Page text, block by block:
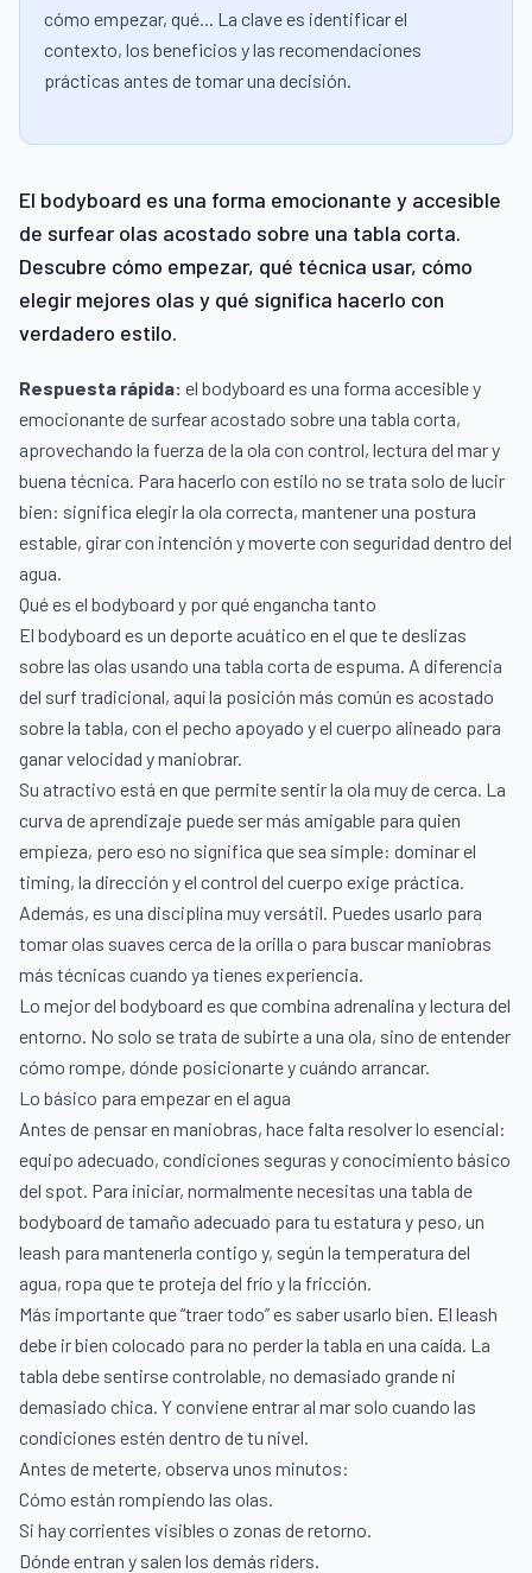
cómo empezar, qué... La clave es identificar el
contexto, los beneficios y las recomendaciones
prácticas antes de tomar una decisión.
El bodyboard es una forma emocionante y accesible
de surfear olas acostado sobre una tabla corta.
Descubre cómo empezar, qué técnica usar, cómo
elegir mejores olas y qué significa hacerlo con
verdadero estilo.
Respuesta rápida: el bodyboard es una forma accesible y
emocionante de surfear acostado sobre una tabla corta,
aprovechando la fuerza de la ola con control, lectura del mar y
buena técnica. Para hacerlo con estilo no se trata solo de lucir
bien: significa elegir la ola correcta, mantener una postura
estable, girar con intención y moverte con seguridad dentro del
agua.
Qué es el bodyboard y por qué engancha tanto
El bodyboard es un deporte acuático en el que te deslizas
sobre las olas usando una tabla corta de espuma. A diferencia
del surf tradicional, aquí la posición más común es acostado
sobre la tabla, con el pecho apoyado y el cuerpo alineado para
ganar velocidad y maniobrar.
Su atractivo está en que permite sentir la ola muy de cerca. La
curva de aprendizaje puede ser más amigable para quien
empieza, pero eso no significa que sea simple: dominar el
timing, la dirección y el control del cuerpo exige práctica.
Además, es una disciplina muy versátil. Puedes usarlo para
tomar olas suaves cerca de la orilla o para buscar maniobras
más técnicas cuando ya tienes experiencia.
Lo mejor del bodyboard es que combina adrenalina y lectura del
entorno. No solo se trata de subirte a una ola, sino de entender
cómo rompe, dónde posicionarte y cuándo arrancar.
Lo básico para empezar en el agua
Antes de pensar en maniobras, hace falta resolver lo esencial:
equipo adecuado, condiciones seguras y conocimiento básico
del spot. Para iniciar, normalmente necesitas una tabla de
bodyboard de tamaño adecuado para tu estatura y peso, un
leash para mantenerla contigo y, según la temperatura del
agua, ropa que te proteja del frío y la fricción.
Más importante que “traer todo” es saber usarlo bien. El leash
debe ir bien colocado para no perder la tabla en una caída. La
tabla debe sentirse controlable, no demasiado grande ni
demasiado chica. Y conviene entrar al mar solo cuando las
condiciones estén dentro de tu nivel.
Antes de meterte, observa unos minutos:
Cómo están rompiendo las olas.
Si hay corrientes visibles o zonas de retorno.
Dónde entran y salen los demás riders.